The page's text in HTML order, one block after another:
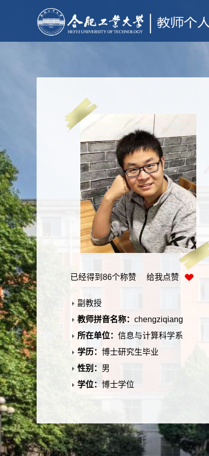
已经得到 86个称赞 给我点赞
副教授
教师拼音名称： chengziqiang
所在单位： 信息与计算科学系
学历： 博士研究生毕业
性别： 男
学位： 博士学位